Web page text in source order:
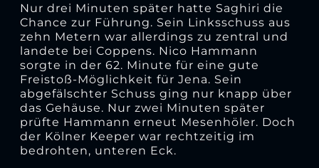
Nur drei Minuten später hatte Saghiri die
Chance zur Führung. Sein Linksschuss aus
zehn Metern war allerdings zu zentral und
landete bei Coppens. Nico Hammann
sorgte in der 62. Minute für eine gute
Freistoß-Möglichkeit für Jena. Sein
abgefälschter Schuss ging nur knapp über
das Gehäuse. Nur zwei Minuten später
prüfte Hammann erneut Mesenhöler. Doch
der Kölner Keeper war rechtzeitig im
bedrohten, unteren Eck.